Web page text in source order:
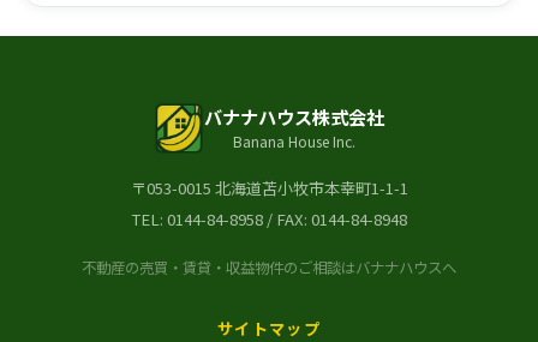
バナナハウス株式会社
Banana House Inc.
〒053-0015 北海道苫小牧市本幸町1-1-1
TEL: 0144-84-8958 / FAX: 0144-84-8948
不動産の売買・賃貸・収益物件のご相談はバナナハウスへ
サイトマップ